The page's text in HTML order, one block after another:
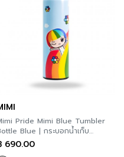
Pride Mimi Blue Tumbler
Blue | กระบอกน้ำเก็บ
ณหภูมิ ไพร์ด มีมี่ บลู – สีฟ้า
690.00